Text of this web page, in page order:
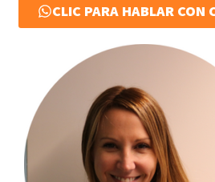
CLIC PARA HABLAR CON